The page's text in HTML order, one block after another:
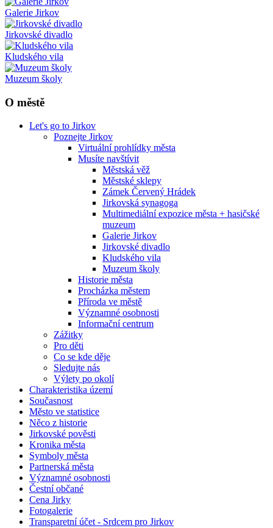
Galerie Jirkov
Jirkovské divadlo
Kludského vila
Muzeum školy
O městě
Let's go to Jirkov
Poznejte Jirkov
Virtuální prohlídky města
Musíte navštívit
Městská věž
Městské sklepy
Zámek Červený Hrádek
Jirkovská synagoga
Multimediální expozice města + hasičské
muzeum
Galerie Jirkov
Jirkovské divadlo
Kludského vila
Muzeum školy
Historie města
Procházka městem
Příroda ve městě
Významné osobnosti
Informační centrum
Zážitky
Pro děti
Co se kde děje
Sledujte nás
Výlety po okolí
Charakteristika území
Současnost
Město ve statistice
Něco z historie
Jirkovské pověsti
Kronika města
Symboly města
Partnerská města
Významné osobnosti
Čestní občané
Cena Jirky
Fotogalerie
Transparetní účet - Srdcem pro Jirkov